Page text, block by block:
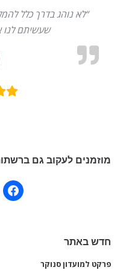
“לא נוהג בדרך כלל
שעשיתם לנו
מוזמנים לעקוב גם
חדש באתר
פרקט למועדון סנוקר